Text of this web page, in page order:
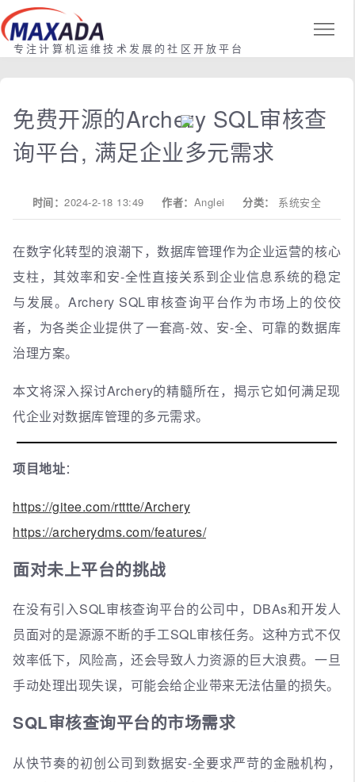
专注计算机运维技术发展的社区开放平台
免费开源的Archery SQL审核查
询平台, 满足企业多元需求
时间：2024-2-18 13:49作者： Anglei 分类： 系统安全
在数字化转型的浪潮下，数据库管理作为企业运营的核心
支柱，其效率和安-全性直接关系到企业信息系统的稳定
与发展。Archery SQL审核查询平台作为市场上的佼佼
者，为各类企业提供了一套高-效、安-全、可靠的数据库
治理方案。
本文将深入探讨Archery的精髓所在，揭示它如何满足现
代企业对数据库管理的多元需求。
项目地址：
https://gitee.com/rtttte/Archery
https://archerydms.com/features/
面对未上平台的挑战
在没有引入SQL审核查询平台的公司中，DBAs和开发人
员面对的是源源不断的手工SQL审核任务。这种方式不仅
效率低下，风险高，还会导致人力资源的巨大浪费。一旦
手动处理出现失误，可能会给企业带来无法估量的损失。
SQL审核查询平台的市场需求
从快节奏的初创公司到数据安-全要求严苛的金融机构，